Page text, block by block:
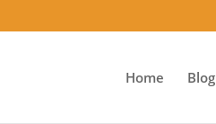
Home Blog